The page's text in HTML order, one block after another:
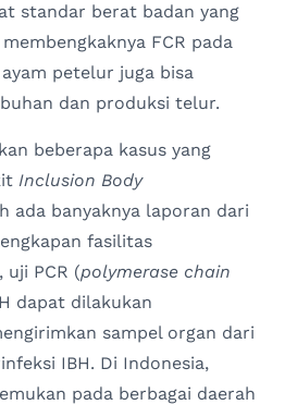
standar berat badan yang
FCR pada
petelur juga bisa
dan produksi telur.
beberapa kasus yang
Inclusion Body
ada banyaknya laporan dari
fasilitas
PCR (polymerase chain
dapat dilakukan
sampel organ dari
IBH. Di Indonesia,
pada berbagai daerah